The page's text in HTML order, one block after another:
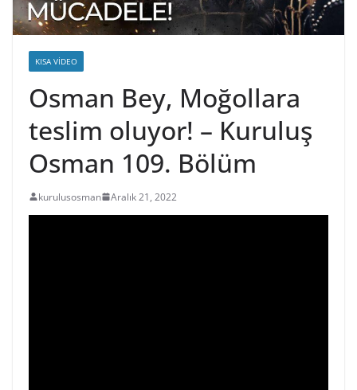
KISA VIDEO
Osman Bey, Moğollara
teslim oluyor! – Kuruluş
Osman 109. Bölüm
kurulusosman Aralık 21, 2022